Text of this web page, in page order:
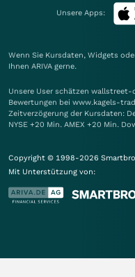
Unsere Apps:
Wenn Sie Kursdaten, Widgets
Ihnen ARIVA gerne.
Unsere User schätzen
Bewertungen bei www.kagels-
Zeitverzögerung der Kursdaten:
NYSE +20 Min. AMEX +20 Min.
Copyright © 1998-2026
Mit Unterstützung von: